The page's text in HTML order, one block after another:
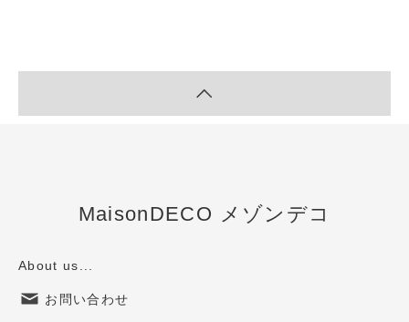
MaisonDECO メゾンデコ
About us...
お問い合わせ